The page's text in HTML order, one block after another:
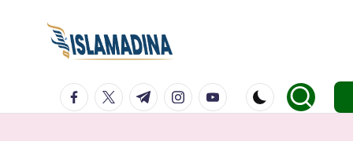
facebook.com
twitter.com
t.me instagram.com
youtube.com